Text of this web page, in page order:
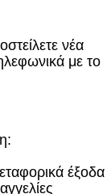
νέα
με το
έξοδα